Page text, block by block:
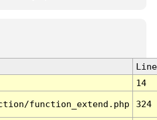
Line
14
function_extend.php 324